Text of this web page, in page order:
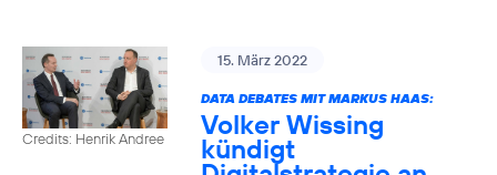
Credits: Henrik Andree
15. März 2022
DATA DEBATES MIT MARKUS HAAS:
Volker Wissing
kündigt